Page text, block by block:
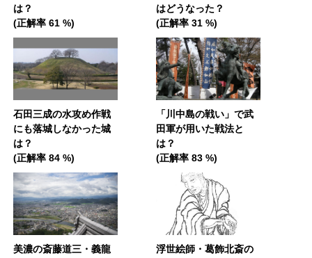
は？
(正解率 61 %)
はどうなった？
(正解率 31 %)
石田三成の水攻め作戦
にも落城しなかった城
は？
(正解率 84 %)
「川中島の戦い」で武
田軍が用いた戦法と
は？
(正解率 83 %)
美濃の斎藤道三・義龍
浮世絵師・葛飾北斎の